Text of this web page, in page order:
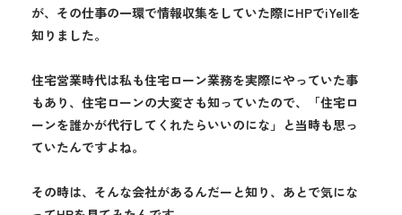
が、その仕事の一環で情報収集をしていた際にHPでiYellを
知りました。
住宅営業時代は私も住宅ローン業務を実際にやっていた事
もあり、住宅ローンの大変さも知っていたので、「住宅ロ
ーンを誰かが代行してくれたらいいのにな」と当時も思っ
ていたんですよね。
その時は、そんな会社があるんだーと知り、あとで気にな